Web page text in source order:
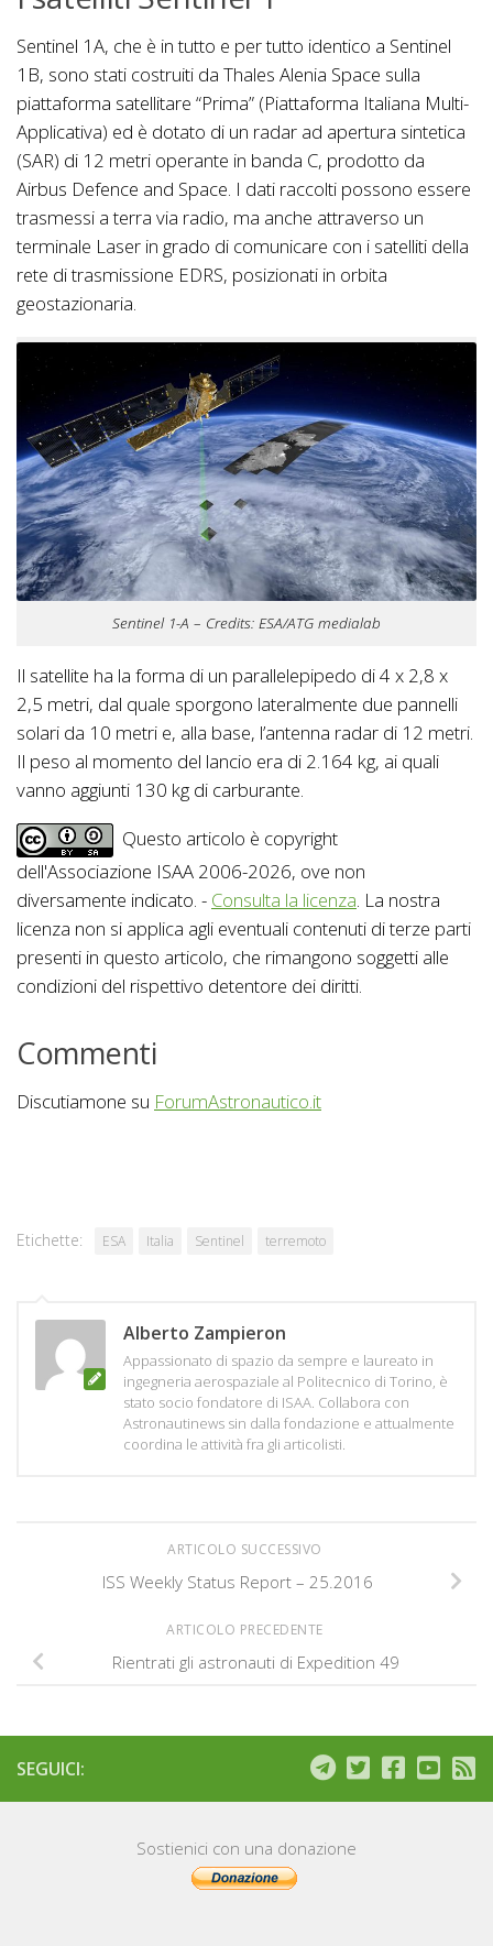
Sentinel 1A, che è in tutto e per tutto identico a Sentinel
1B, sono stati costruiti da Thales Alenia Space sulla
piattaforma satellitare “Prima” (Piattaforma Italiana Multi-
Applicativa) ed è dotato di un radar ad apertura sintetica
(SAR) di 12 metri operante in banda C, prodotto da
Airbus Defence and Space. I dati raccolti possono essere
trasmessi a terra via radio, ma anche attraverso un
terminale Laser in grado di comunicare con i satelliti della
rete di trasmissione EDRS, posizionati in orbita
geostazionaria.
Sentinel 1-A – Credits: ESA/ATG medialab
Il satellite ha la forma di un parallelepipedo di 4 x 2,8 x
2,5 metri, dal quale sporgono lateralmente due pannelli
solari da 10 metri e, alla base, l’antenna radar di 12 metri.
Il peso al momento del lancio era di 2.164 kg, ai quali
vanno aggiunti 130 kg di carburante.
Questo articolo è copyright
dell'Associazione ISAA 2006-2026, ove non
diversamente indicato. - Consulta la licenza. La nostra
licenza non si applica agli eventuali contenuti di terze parti
presenti in questo articolo, che rimangono soggetti alle
condizioni del rispettivo detentore dei diritti.
Commenti
Discutiamone su ForumAstronautico.it
Etichette: ESA Italia Sentinel terremoto
Alberto Zampieron
Appassionato di spazio da sempre e laureato in
ingegneria aerospaziale al Politecnico di Torino, è
stato socio fondatore di ISAA. Collabora con
Astronautinews sin dalla fondazione e attualmente
coordina le attività fra gli articolisti.
ARTICOLO SUCCESSIVO
ISS Weekly Status Report – 25.2016
ARTICOLO PRECEDENTE
Rientrati gli astronauti di Expedition 49
SEGUICI:
Sostienici con una donazione